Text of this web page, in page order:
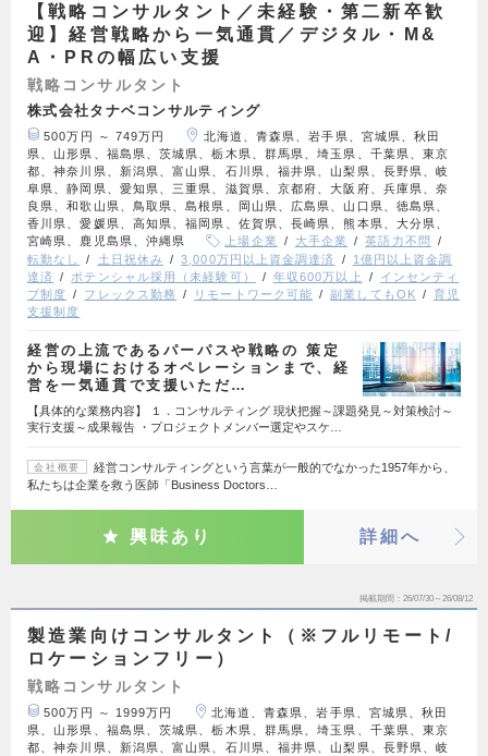
【戦略コンサルタント／未経験・第二新卒歓
迎】経営戦略から一気通貫／デジタル・M&
A・PRの幅広い支援
戦略コンサルタント
株式会社タナベコンサルティング
500万円 ～ 749万円
北海道、青森県、岩手県、宮城県、秋田
県、山形県、福島県、茨城県、栃木県、群馬県、埼玉県、千葉県、東京
都、神奈川県、新潟県、富山県、石川県、福井県、山梨県、長野県、岐
阜県、静岡県、愛知県、三重県、滋賀県、京都府、大阪府、兵庫県、奈
良県、和歌山県、鳥取県、島根県、岡山県、広島県、山口県、徳島県、
香川県、愛媛県、高知県、福岡県、佐賀県、長崎県、熊本県、大分県、
宮崎県、鹿児島県、沖縄県
上場企業 大手企業
英語力不問
転勤なし
土日祝休み 3,000万円以上資金調達済
1億円以上資金調
達済
ポテンシャル採用（未経験可） 年収600万以上
インセンティ
ブ制度
フレックス勤務 リモートワーク可能 副業してもOK
育児
支援制度
経営の上流であるパーパスや戦略の 策定
から現場におけるオペレーションまで、経
営を一気通貫で支援いただ…
【具体的な業務内容】 １．コンサルティング 現状把握～課題発見～対策検討～
実行支援～成果報告 ・プロジェクトメンバー選定やスケ…
会社概要
経営コンサルティングという言葉が一般的でなかった1957年から、
私たちは企業を救う医師「Business Doctors…
興味あり 詳細へ
掲載期間 26/07/30～26/08/12
製造業向けコンサルタント（※フルリモート/
ロケーションフリー）
戦略コンサルタント
500万円 ～ 1999万円
北海道、青森県、岩手県、宮城県、秋田
県、山形県、福島県、茨城県、栃木県、群馬県、埼玉県、千葉県、東京
都、神奈川県、新潟県、富山県、石川県、福井県、山梨県、長野県、岐